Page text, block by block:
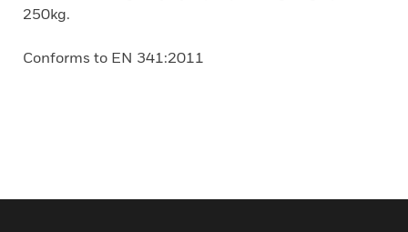
250kg.
Conforms to EN 341:2011